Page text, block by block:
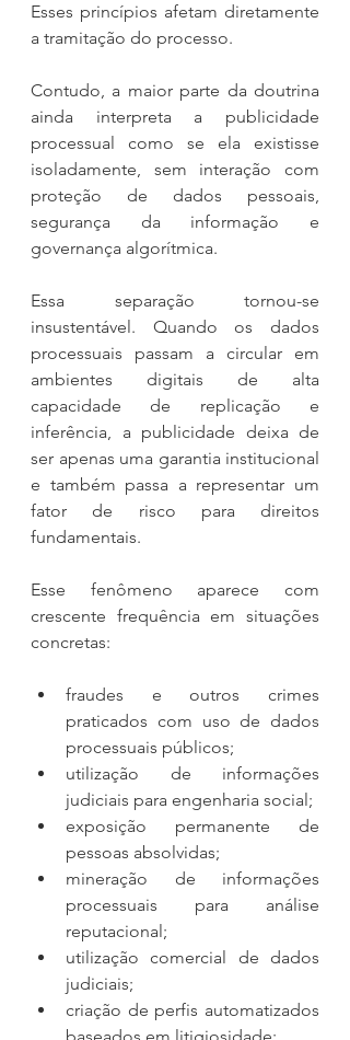
Esses princípios afetam diretamente
a tramitação do processo.
Contudo, a maior parte da doutrina
ainda interpreta a publicidade
processual como se ela existisse
isoladamente, sem interação com
proteção de dados pessoais,
segurança da informação e
governança algorítmica.
Essa separação tornou-se
insustentável. Quando os dados
processuais passam a circular em
ambientes digitais de alta
capacidade de replicação e
inferência, a publicidade deixa de
ser apenas uma garantia institucional
e também passa a representar um
fator de risco para direitos
fundamentais.
Esse fenômeno aparece com
crescente frequência em situações
concretas:
fraudes e outros crimes
praticados com uso de dados
processuais públicos;
utilização de informações
judiciais para engenharia social;
exposição permanente de
pessoas absolvidas;
mineração de informações
processuais para análise
reputacional;
utilização comercial de dados
judiciais;
criação de perfis automatizados